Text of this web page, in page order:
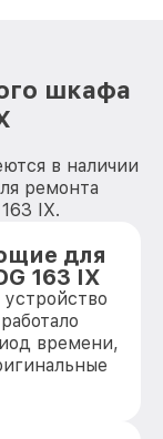
шкафа
в наличии
ремонта
IX.
для
163 IX
времени,